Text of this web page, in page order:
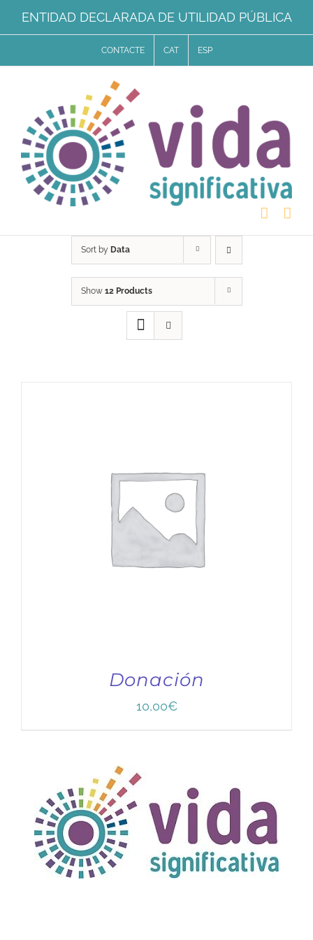
Skip
to
ENTIDAD DECLARADA DE UTILIDAD PÚBLICA
CONTACTE CAT ESP
Sort by Data
Show 12 Products
Donación
10,00€